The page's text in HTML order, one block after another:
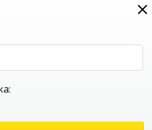
0
МАГАЗИН